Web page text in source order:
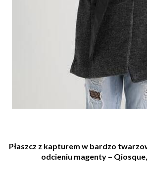
Płaszcz z kapturem w bardzo
odcieniu magenty – Qiosque,